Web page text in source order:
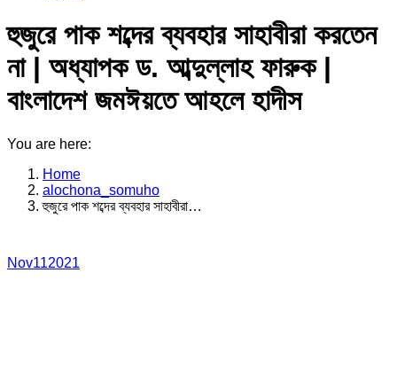
হুজুরে পাক শব্দের ব্যবহার সাহাবীরা করতেন
না | অধ্যাপক ড. আব্দুল্লাহ ফারুক |
বাংলাদেশ জমঈয়তে আহলে হাদীস
You are here:
Home
alochona_somuho
হুজুরে পাক শব্দের ব্যবহার সাহাবীরা…
Nov112021